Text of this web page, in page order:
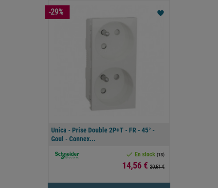
Unica - Prise Double 2P+T - FR - 45° -
Goul - Connex...
 En stock (13)
Prix
14,56 € 20,51 €
favorite
-29%